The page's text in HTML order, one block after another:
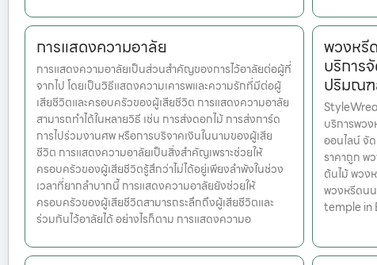
การแสดงความอาลัย
การแสดงความอาลัยเป็นส่วนสำคัญของการไว้อาลัยต่อผู้ที่
จากไป โดยเป็นวิธีแสดงความเคารพและความรักที่มีต่อผู้
เสียชีวิตและครอบครัวของผู้เสียชีวิต การแสดงความอาลัย
สามารถทำได้ในหลายวิธี เช่น การส่งดอกไม้ การส่งการ์ด
การไปร่วมงานศพ หรือการบริจาคเงินในนามของผู้เสีย
ชีวิต การแสดงความอาลัยเป็นสิ่งสำคัญเพราะช่วยให้
ครอบครัวของผู้เสียชีวิตรู้สึกว่าไม่ได้อยู่เพียงลำพังในช่วง
เวลาที่ยากลำบากนี้ การแสดงความอาลัยยังช่วยให้
ครอบครัวของผู้เสียชีวิตสามารถระลึกถึงผู้เสียชีวิตและ
ร่วมกันไว้อาลัยได้ อย่างไรก็ตาม การแสดงความอ
พวงหรี
บริการ
ปริมณ
บริการพว
ออนไลน์ จั
ราคาถูก พ
ต้นไม้ พวง
พวงหรีดน
temple in